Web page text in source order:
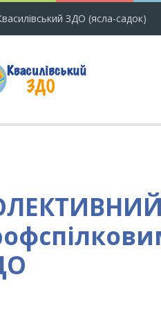
ЗДО (ясла-садок)